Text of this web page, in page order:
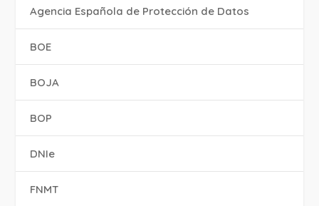
Agencia Española de Protección de Datos
BOE
BOJA
BOP
DNIe
FNMT